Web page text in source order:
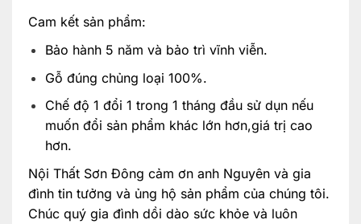
Cam kết sản phẩm:
Bảo hành 5 năm và bảo trì vĩnh viễn.
Gỗ đúng chủng loại 100%.
Chế độ 1 đổi 1 trong 1 tháng đầu sử dụn nếu
muốn đổi sản phẩm khác lớn hơn,giá trị cao
hơn.
Nội Thất Sơn Đông cảm ơn anh Nguyên và gia
đình tin tưởng và ủng hộ sản phẩm của chúng tôi.
Chúc quý gia đình dồi dào sức khỏe và luôn